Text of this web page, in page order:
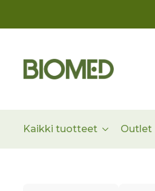
Kaikki tuotteet Outlet